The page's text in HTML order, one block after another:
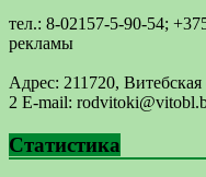
тел.: 8-02157-5-90-54;
рекламы
Адрес: 211720,
2 E-mail:
Статистика